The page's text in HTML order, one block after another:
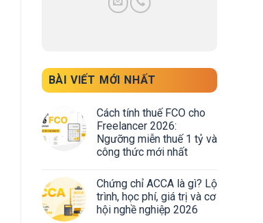
BÀI VIẾT MỚI NHẤT
Cách tính thuế FCO cho
Freelancer 2026:
Ngưỡng miễn thuế 1 tỷ và
công thức mới nhất
Chứng chỉ ACCA là gì? Lộ
trình, học phí, giá trị và cơ
hội nghề nghiệp 2026